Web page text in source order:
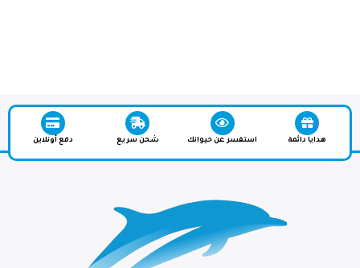
هدايا دائمة استفسر عن حيوانك شحن سريع دفع أونلاين